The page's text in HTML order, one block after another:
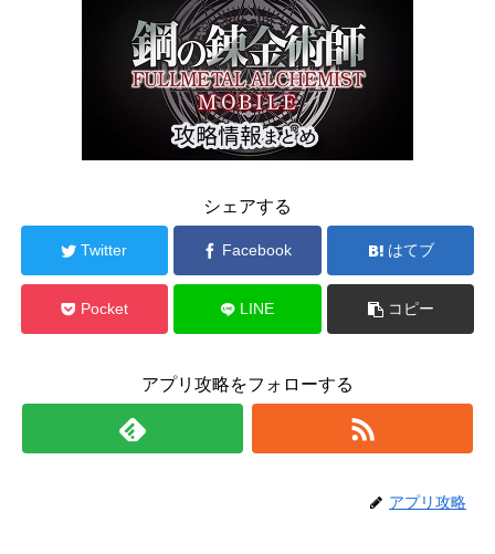
シェアする
Twitter Facebook はてブ
Pocket LINE コピー
アプリ攻略をフォローする
アプリ攻略